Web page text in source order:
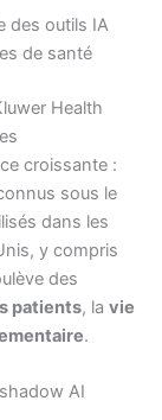
des outils IA
de santé
Health
croissante :
sous le
dans les
y compris
des
patients, lavie
.
AI